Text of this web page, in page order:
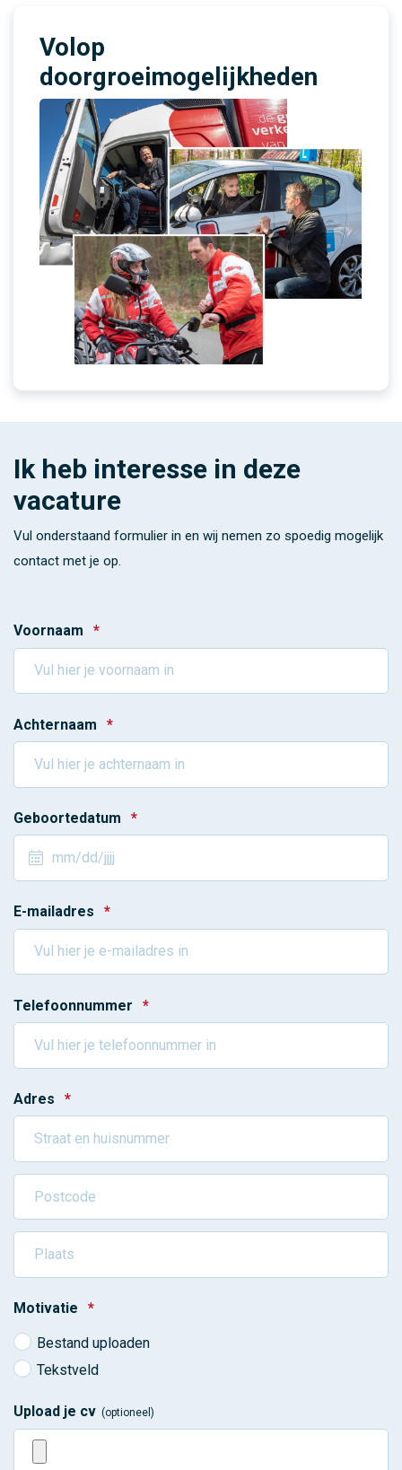
Volop
doorgroeimogelijkheden
Ik heb interesse in deze
vacature
Vul onderstaand formulier in en wij nemen zo spoedig mogelijk
contact met je op.
Voornaam *
Achternaam *
Geboortedatum *
E-mailadres *
Telefoonnummer *
Adres *
Motivatie *
Bestand uploaden
Tekstveld
Upload je cv (optioneel)